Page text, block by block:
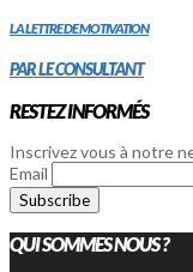
LA LETTRE DE MOTIVATION
PAR LE CONSULTANT
RESTEZ INFORMÉS
Inscrivez vous à notre
Email
QUI SOMMES NOUS ?